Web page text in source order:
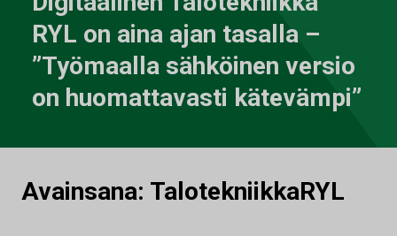
RYL on aina ajan tasalla –
”Työmaalla sähköinen versio
on huomattavasti kätevämpi”
Avainsana: TalotekniikkaRYL